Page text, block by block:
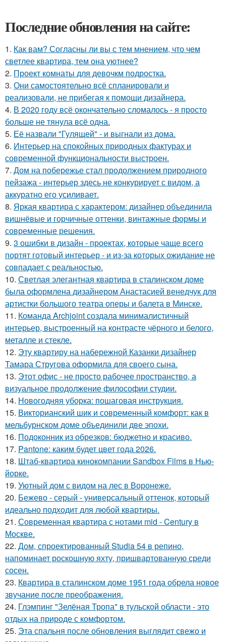
Последние обновления на сайте:
1. Как вам? Согласны ли вы с тем мнением, что чем
светлее квартира, тем она уютнее?
2. Проект комнаты для девочкм подростка.
3. Они самостоятельно всё спланировали и
реализовали, не прибегая к помощи дизайнера.
4. В 2020 году всё окончательно сломалось - я просто
больше не тянула всё одна.
5. Её назвали "Гулящей" - и выгнали из дома.
6. Интерьер на спокойных природных фактурах и
современной функциональности выстроен.
7. Дом на побережье стал продолжением природного
пейзажа - интерьер здесь не конкурирует с видом, а
аккуратно его усиливает.
8. Яркая квартира с характером: дизайнер объединила
вишнёвые и горчичные оттенки, винтажные формы и
современные решения.
9. 3 ошибки в дизайн - проектах, которые чаще всего
портят готовый интерьер - и из-за которых ожидание не
совпадает с реальностью.
10. Светлая элегантная квартира в сталинском доме
была оформлена дизайнером Анастасией венедчук для
артистки большого театра оперы и балета в Минске.
11. Команда Archjoint создала минималистичный
интерьер, выстроенный на контрасте чёрного и белого,
металле и стекле.
12. Эту квартиру на набережной Казанки дизайнер
Тамара Стругова оформила для своего сына.
13. Этот офис - не просто рабочее пространство, а
визуальное продолжение философии студии.
14. Новогодняя уборка: пошаговая инструкция.
15. Викторианский шик и современный комфорт: как в
мельбурнском доме объединили две эпохи.
16. Подоконник из обрезков: бюджетно и красиво.
17. Pantone: каким будет цвет года 2026.
18. Штаб-квартира кинокомпании Sandbox Films в Нью-
йорке.
19. Уютный дом с видом на лес в Воронеже.
20. Бежево - серый - универсальный оттенок, который
идеально подходит для любой квартиры.
21. Современная квартира с нотами mid - Century в
Москве.
22. Дом, спроектированный Studia 54 в репино,
напоминает роскошную яхту, пришвартованную среди
сосен.
23. Квартира в сталинском доме 1951 года обрела новое
звучание после преображения.
24. Глэмпинг "Зелёная Тропа" в тульской области - это
отдых на природе с комфортом.
25. Эта спальня после обновления выглядит свежо и